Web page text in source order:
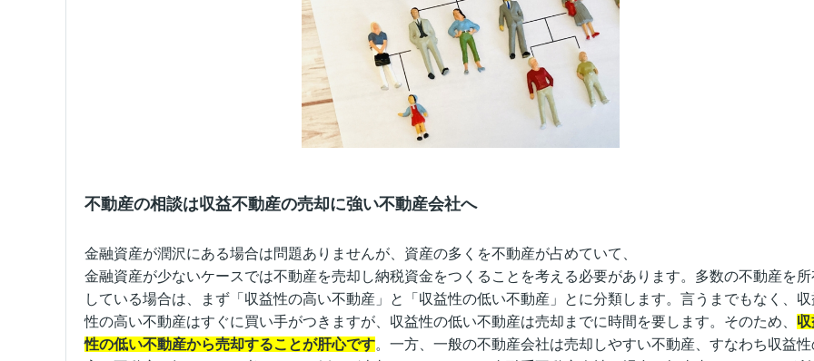
不動産の相談は収益不動産の売却に強い不動産会社へ
金融資産が潤沢にある場合は問題ありませんが、資産の多くを不動産が占めていて、
金融資産が少ないケースでは不動産を売却し納税資金をつくることを考える必要があります。多数の不動産を所
している場合は、まず「収益性の高い不動産」と「収益性の低い不動産」とに分類します。言うまでもなく、収
性の高い不動産はすぐに買い手がつきますが、収益性の低い不動産は売却までに時間を要します。そのため、
性の低い不動産から売却することが肝心です。一方、一般の不動産会社は売却しやすい不動産、すなわち収益性